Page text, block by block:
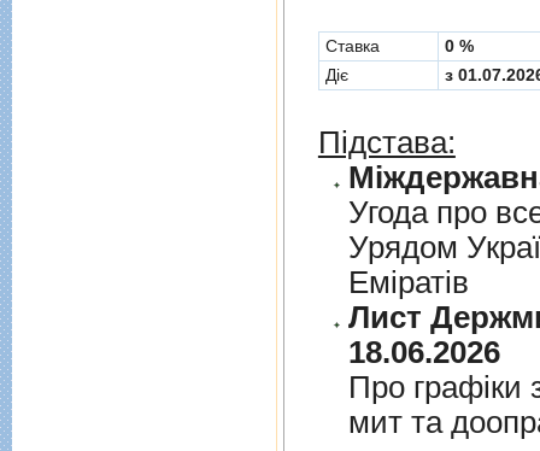
Cтавка
0 %
Діє
з
Підстава:
Угода про
Урядом
Емiратiв
Лист
18.06.2026
Про графiки
мит та